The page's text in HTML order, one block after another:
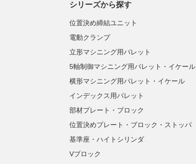
シリーズから探す
位置決め締結ユニット
電動クランプ
立形マシニング用パレット
5軸制御マシニング用パレット・イケール
横形マシニング用パレット・イケール
インデックス用パレット
部材プレート・ブロック
位置決めプレート・ブロック・ストッパ
基準座・ハイトシリンダ
Vブロック